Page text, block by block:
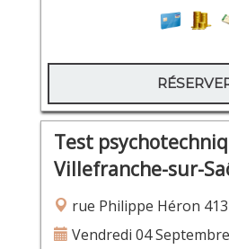
Test
Villefranche-sur-
rue Philippe Héron 413
Vendredi 04